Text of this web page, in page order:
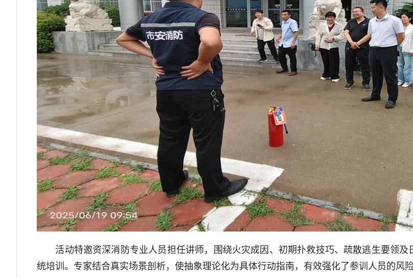
活动特邀资深消防专业人员担任讲师，围绕火灾成因、初期扑救技巧、疏散逃生要领及
统培训。专家结合真实场景剖析，使抽象理论化为具体行动指南，有效强化了参训人员的风